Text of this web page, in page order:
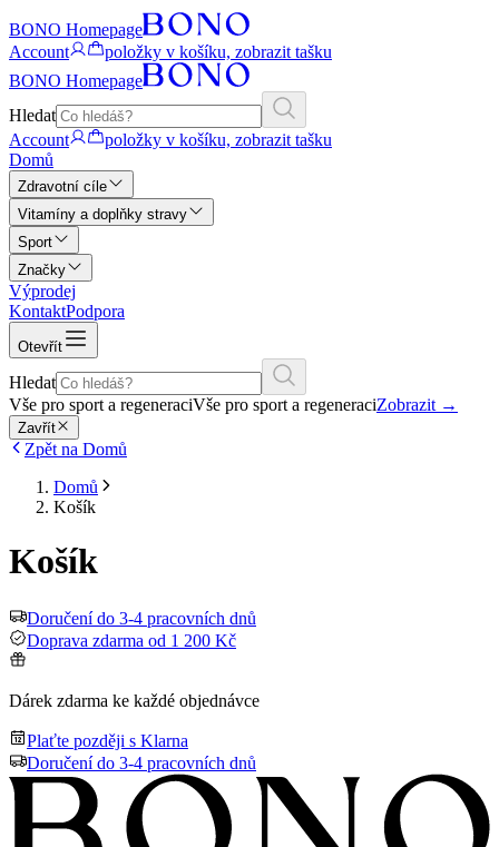
BONO Homepage
Account
položky v košíku, zobrazit tašku
BONO Homepage
Hledat
Account
položky v košíku, zobrazit tašku
Domů
Zdravotní cíle
Vitamíny a doplňky stravy
Sport
Značky
Výprodej
KontaktPodpora
Otevřít
Hledat
Vše pro sport a regeneraciVše pro sport a regeneraciZobrazit →
Zavřít
Zpět na Domů
Domů
Košík
Košík
Doručení do 3-4 pracovních dnů
Doprava zdarma od 1 200 Kč
Dárek zdarma ke každé objednávce
Plaťte později s Klarna
Doručení do 3-4 pracovních dnů